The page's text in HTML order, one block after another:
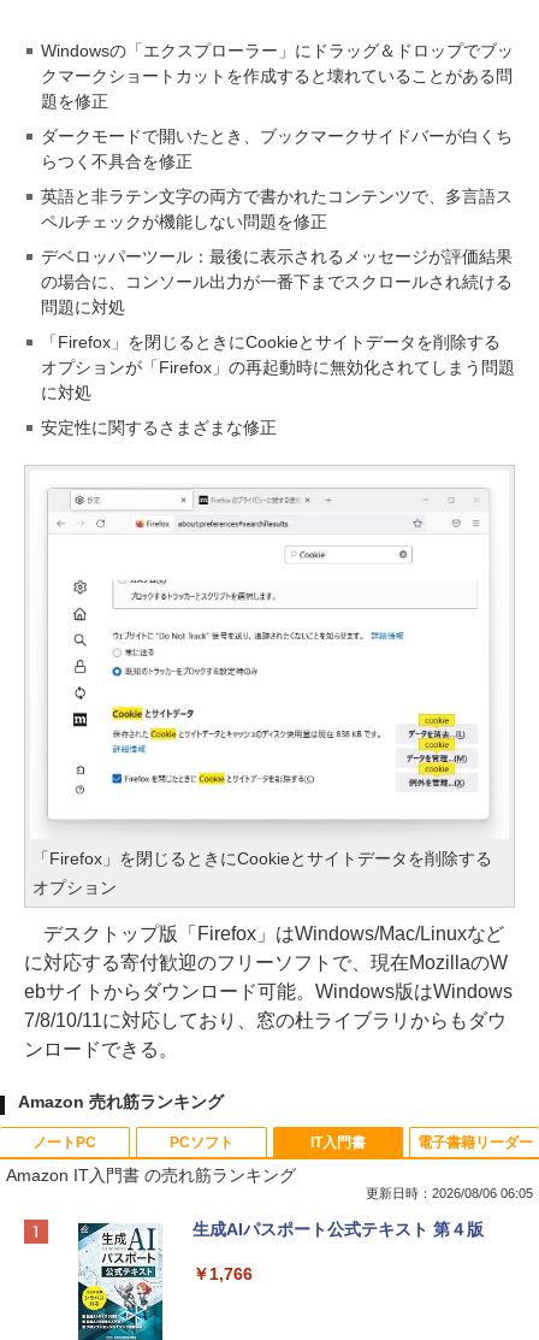
Windowsの「エクスプローラー」にドラッグ＆ドロップでブッ
クマークショートカットを作成すると壊れていることがある問
題を修正
ダークモードで開いたとき、ブックマークサイドバーが白くち
らつく不具合を修正
英語と非ラテン文字の両方で書かれたコンテンツで、多言語ス
ペルチェックが機能しない問題を修正
デベロッパーツール：最後に表示されるメッセージが評価結果
の場合に、コンソール出力が一番下までスクロールされ続ける
問題に対処
「Firefox」を閉じるときにCookieとサイトデータを削除する
オプションが「Firefox」の再起動時に無効化されてしまう問題
に対処
安定性に関するさまざまな修正
「Firefox」を閉じるときにCookieとサイトデータを削除する
オプション
デスクトップ版「Firefox」はWindows/Mac/Linuxなど
に対応する寄付歓迎のフリーソフトで、現在MozillaのW
ebサイトからダウンロード可能。Windows版はWindows
7/8/10/11に対応しており、窓の杜ライブラリからもダウ
ンロードできる。
Amazon 売れ筋ランキング
ノートPC
Apple 2026 MacBook Neo A18 Proチッ
e Intelligenceのために設計、Liquid Ret
PCソフト
Xbox プリペイドカード 10,000円 デジタ
ンラインコード]
IT入門書
Amazon IT入門書 の売れ筋ランキング
更新日時：2026/08/06 06:05
生成AIパスポート公式テキスト 第４版
￥1,766
電子書籍リーダー